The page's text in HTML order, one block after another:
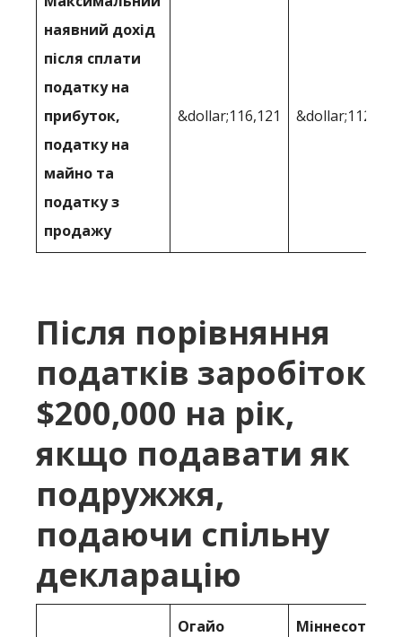
наявний дохід
після сплати
податку на
прибуток,
податку на
майно та
податку з
продажу
&dollar;116,121 &dollar;112,185
Після порівняння
податків заробіток
$200,000 на рік,
якщо подавати як
подружжя,
подаючи спільну
декларацію
Огайо Міннесота